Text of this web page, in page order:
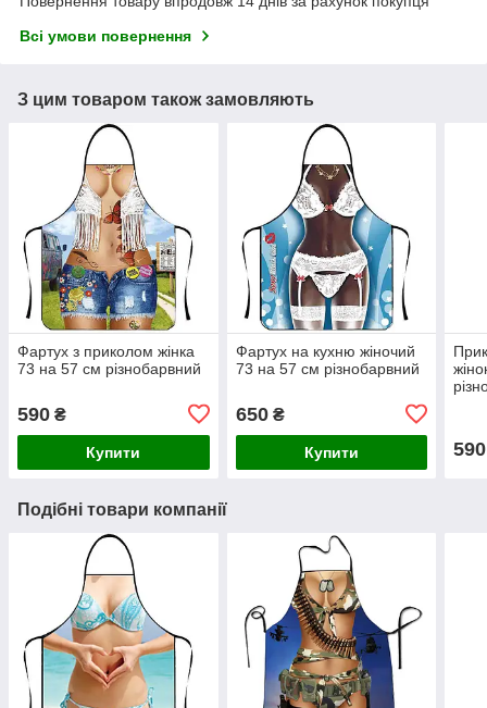
Всі умови повернення
З цим товаром також замовляють
Фартух з приколом жінка
73 на 57 см різнобарвний
590 ₴
Купити
Фартух на кухню жіночий
73 на 57 см різнобарвний
650₴
Купити 590
Подібні товари компанії